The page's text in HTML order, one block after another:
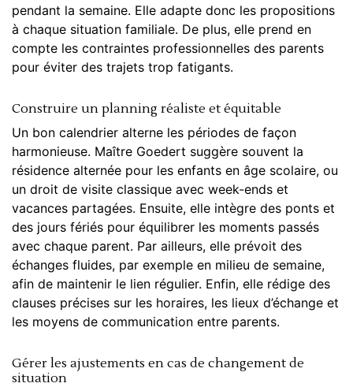
pendant la semaine. Elle adapte donc les propositions
à chaque situation familiale. De plus, elle prend en
compte les contraintes professionnelles des parents
pour éviter des trajets trop fatigants.
Construire un planning réaliste et équitable
Un bon calendrier alterne les périodes de façon
harmonieuse. Maître Goedert suggère souvent la
résidence alternée pour les enfants en âge scolaire, ou
un droit de visite classique avec week-ends et
vacances partagées. Ensuite, elle intègre des ponts et
des jours fériés pour équilibrer les moments passés
avec chaque parent. Par ailleurs, elle prévoit des
échanges fluides, par exemple en milieu de semaine,
afin de maintenir le lien régulier. Enfin, elle rédige des
clauses précises sur les horaires, les lieux d’échange et
les moyens de communication entre parents.
Gérer les ajustements en cas de changement de
situation